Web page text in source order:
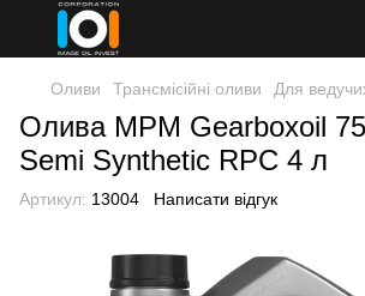
Оливи Трансмісійні оливи Для
Олива MPM Gearboxoil
Semi Synthetic RPC 4 л
Артикул: 13004 Написати відгук